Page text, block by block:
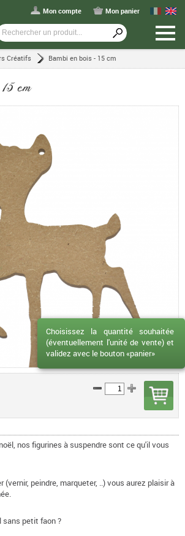
Mon compte Mon panier
Créatifs Bambi en bois - 15 cm
cm
nos figurines à suspendre sont ce qu'il vous
peindre, marqueter, ..) vous aurez plaisir à
sans petit faon ?
Choisissez la quantité souhaitée
(éventuellement l'unité de vente) et
validez avec le bouton «panier»